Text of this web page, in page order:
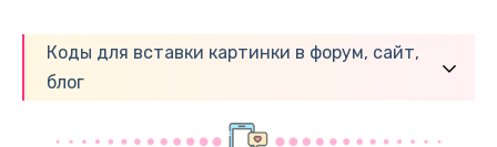
Коды для вставки картинки в форум, сайт,
блог